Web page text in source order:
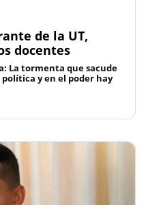
de la UT,
docentes
La tormenta que sacude
y en el poder hay